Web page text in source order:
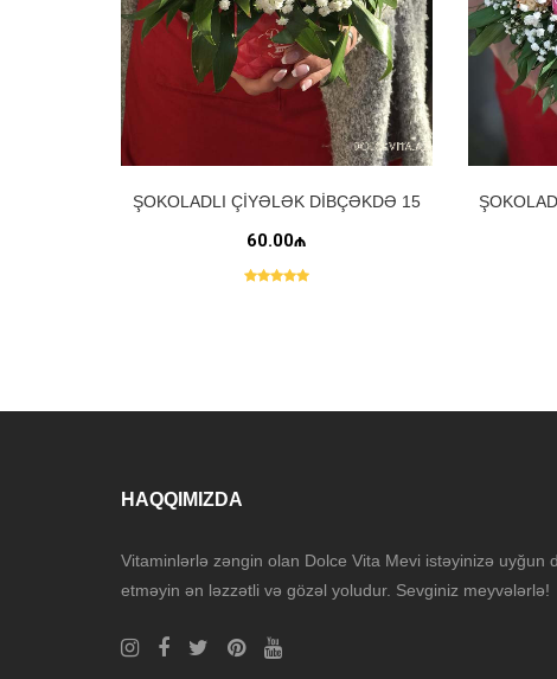
ŞOKOLADLI ÇIYƏLƏK DIBÇƏKDƏ 15
60.00₼
HAQQIMIZDA
Vitaminlərlə zəngin olan Dolce Vita Mevi istəyinizə uyğun
etməyin ən ləzzətli və gözəl yoludur. Sevginiz meyvələrlə!